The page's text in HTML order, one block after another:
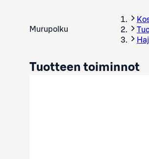
Murupolku
Tuotteen toiminnot